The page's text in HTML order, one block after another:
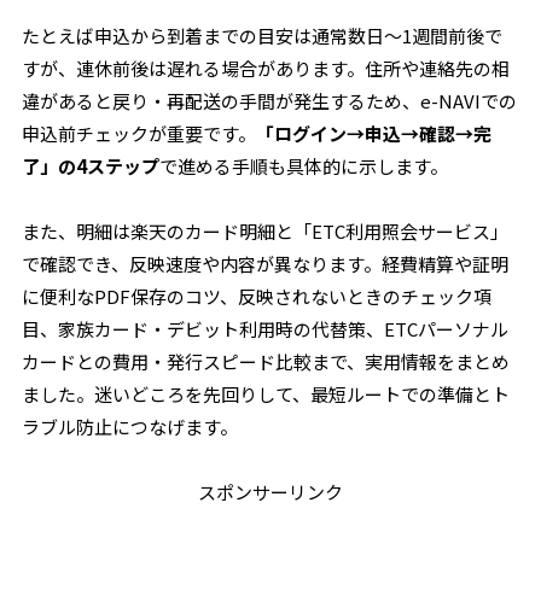
たとえば申込から到着までの目安は通常数日～1週間前後で
すが、連休前後は遅れる場合があります。住所や連絡先の相
違があると戻り・再配送の手間が発生するため、e-NAVIでの
申込前チェックが重要です。
「ログイン→申込→確認→完
了」の4ステップで進める手順も具体的に示します。
また、明細は楽天のカード明細と「ETC利用照会サービス」
で確認でき、反映速度や内容が異なります。経費精算や証明
に便利なPDF保存のコツ、反映されないときのチェック項
目、家族カード・デビット利用時の代替策、ETCパーソナル
カードとの費用・発行スピード比較まで、実用情報をまとめ
ました。迷いどころを先回りして、最短ルートでの準備とト
ラブル防止につなげます。
スポンサーリンク